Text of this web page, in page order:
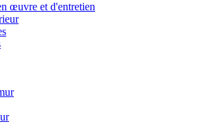
œuvre et d'entretien